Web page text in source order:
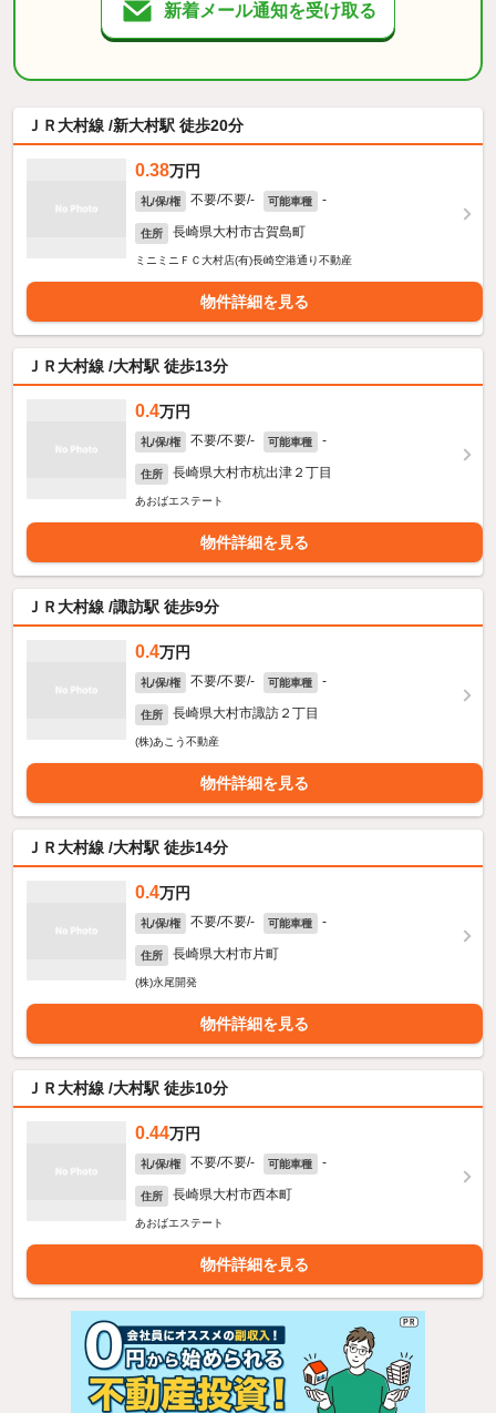
新着メール通知を受け取る
ＪＲ大村線 /新大村駅 徒歩20分
0.38万円
礼/保/権 不要/不要/- 可能車種 -
住所 長崎県大村市古賀島町
ミニミニＦＣ大村店(有)長崎空港通り不動産
物件詳細を見る
ＪＲ大村線 /大村駅 徒歩13分
0.4万円
礼/保/権 不要/不要/- 可能車種 -
住所 長崎県大村市杭出津２丁目
あおばエステート
物件詳細を見る
ＪＲ大村線 /諏訪駅 徒歩9分
0.4万円
礼/保/権 不要/不要/- 可能車種 -
住所 長崎県大村市諏訪２丁目
(株)あこう不動産
物件詳細を見る
ＪＲ大村線 /大村駅 徒歩14分
0.4万円
礼/保/権 不要/不要/- 可能車種 -
住所 長崎県大村市片町
(株)永尾開発
物件詳細を見る
ＪＲ大村線 /大村駅 徒歩10分
0.44万円
礼/保/権 不要/不要/- 可能車種 -
住所 長崎県大村市西本町
あおばエステート
物件詳細を見る